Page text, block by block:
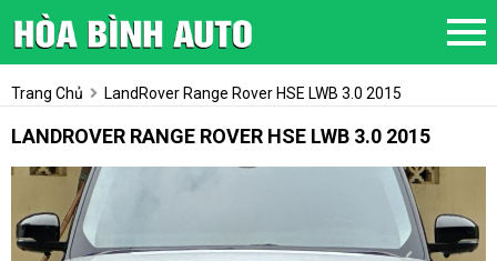
Trang Chủ LandRover Range Rover HSE LWB 3.0 2015
LANDROVER RANGE ROVER HSE LWB 3.0 2015